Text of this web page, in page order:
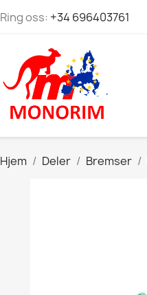
Ring oss: +34 696403761
Hjem Deler Bremser